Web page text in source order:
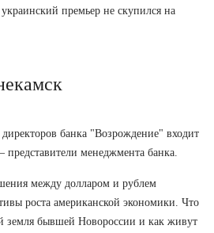
премьер не скупился на
банка "Возрождение" входит
менеджмента банка.
между долларом и рублем
роста американской экономики. Что
земля бывшей Новороссии и как живут